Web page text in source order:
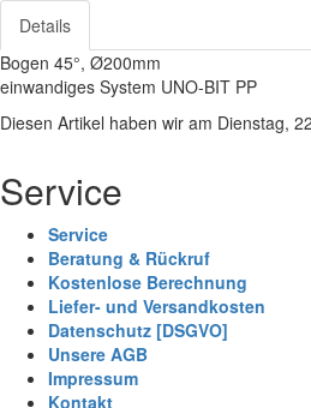
Details
Bogen 45°, Ø200mm
einwandiges System UNO-BIT PP
Diesen Artikel haben wir am Dienstag,
Service
Service
Beratung & Rückruf
Kostenlose Berechnung
Liefer- und Versandkosten
Datenschutz [DSGVO]
Unsere AGB
Impressum
Kontakt